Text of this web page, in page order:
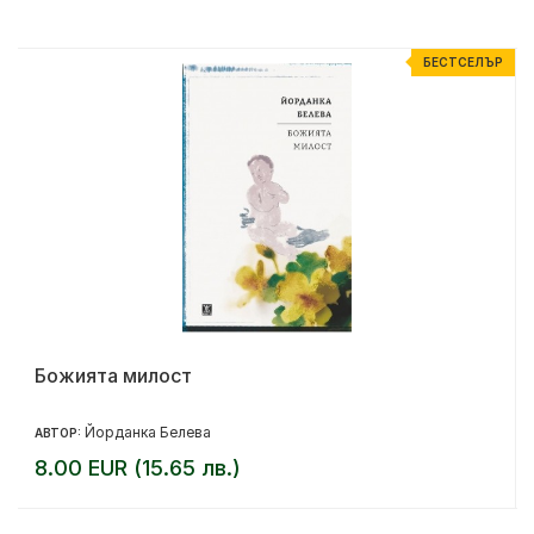
БЕСТСЕЛЪР
Божията милост
АВТОР: Йорданка Белева
8.00 EUR (15.65 лв.)